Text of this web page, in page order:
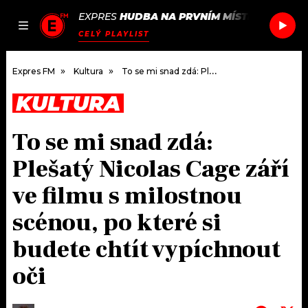
JAK
SEZNAM.CZ
EXPRES HUDBA NA PRVNÍM MÍSTĚ WOLF
CELÝ PLAYLIST
DOMŮ
ČLÁNKY
HUDBA
ROZHOVORY
#NEBUDUDOMA
PODCASTY
JAK NALADIT
RÁDIO
APLIKACE
SOUTĚŽE
Expres FM Kultura To se mi snad zdá: Plešatý Nicolas Cage září ve filmu s milostnou scénou, po které si budete chtít vypíchnout oči
KULTURA
To se mi snad zdá:
Plešatý Nicolas Cage září
ve filmu s milostnou
scénou, po které si
budete chtít vypíchnout
oči